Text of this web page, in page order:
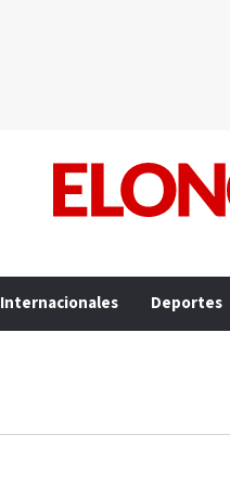
Internacionales Deportes